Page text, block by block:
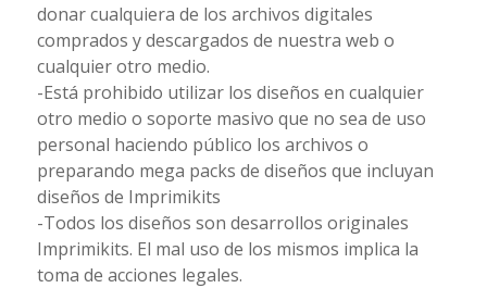
donar cualquiera de los archivos digitales
comprados y descargados de nuestra web o
cualquier otro medio.
-Está prohibido utilizar los diseños en cualquier
otro medio o soporte masivo que no sea de uso
personal haciendo público los archivos o
preparando mega packs de diseños que incluyan
diseños de Imprimikits
-Todos los diseños son desarrollos originales
Imprimikits. El mal uso de los mismos implica la
toma de acciones legales.